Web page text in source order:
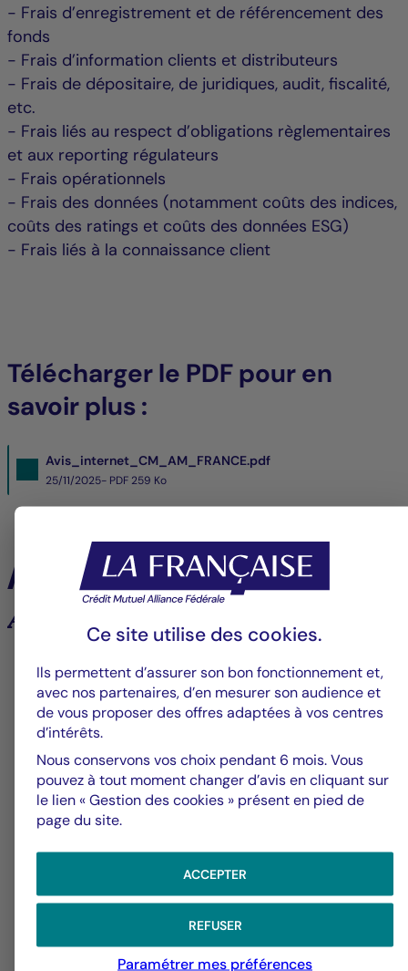
- Frais d’enregistrement et de référencement des
fonds
- Frais d’information clients et distributeurs
- Frais de dépositaire, de juridiques, audit, fiscalité,
etc.
- Frais liés au respect d’obligations règlementaires
et aux reporting régulateurs
- Frais opérationnels
- Frais des données (notamment coûts des indices,
coûts des ratings et coûts des données ESG)
- Frais liés à la connaissance client
Télécharger le PDF pour en
savoir plus :
Avis_internet_CM_AM_FRANCE.pdf
25/11/2025- PDF 259 Ko
À la une
Analyses et tendances des marchés
6
Groupe La Française
Alerte fraude – Restez vigilants
Ce site utilise des cookies.
Ils permettent d’assurer son bon fonctionnement et,
avec nos partenaires, d’en mesurer son audience et
de vous proposer des offres adaptées à vos centres
d’intérêts.
Nous conservons vos choix pendant 6 mois. Vous
pouvez à tout moment changer d’avis en cliquant sur
le lien « Gestion des cookies » présent en pied de
page du site.
ACCEPTER
REFUSER
Paramétrer mes préférences